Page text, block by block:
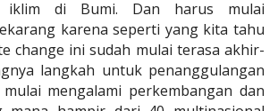
iklim di Bumi. Dan harus mulai
karena seperti yang kita tahu
change ini sudah mulai terasa akhir-
langkah untuk penanggulangan
mengalami perkembangan dan